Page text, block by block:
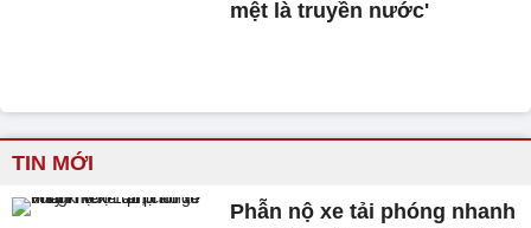
mệt là truyền nước'
TIN MỚI
Phẫn nộ xe tải phóng nhanh